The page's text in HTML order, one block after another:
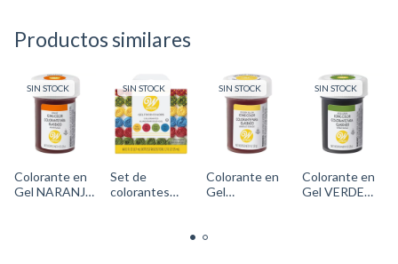
Productos similares
SIN STOCK
Colorante en
Gel NARANJA
SIN STOCK
Set de
colorantes
SIN STOCK
Colorante en
Gel
610-
SIN STOCK
Colorante en
Gel VERDE